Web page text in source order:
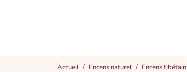
Accueil Encens naturel Encens tibétain